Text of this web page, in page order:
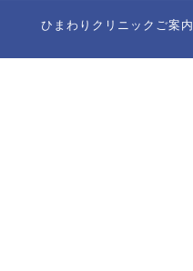
ひまわりクリニックご案内